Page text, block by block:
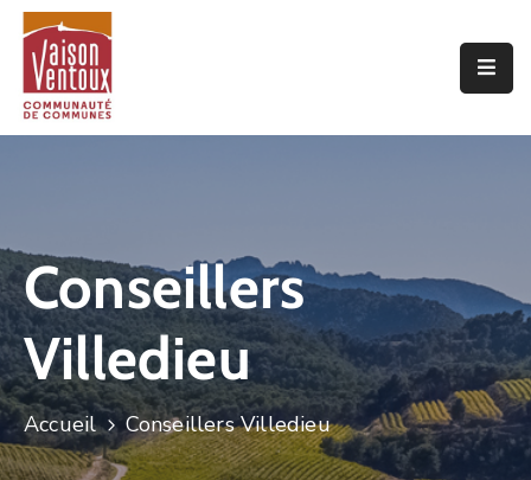
Accueil
Economie
Projets
De
Territoire
Découvrir
Conseillers
Villedieu
Accueil Conseillers Villedieu